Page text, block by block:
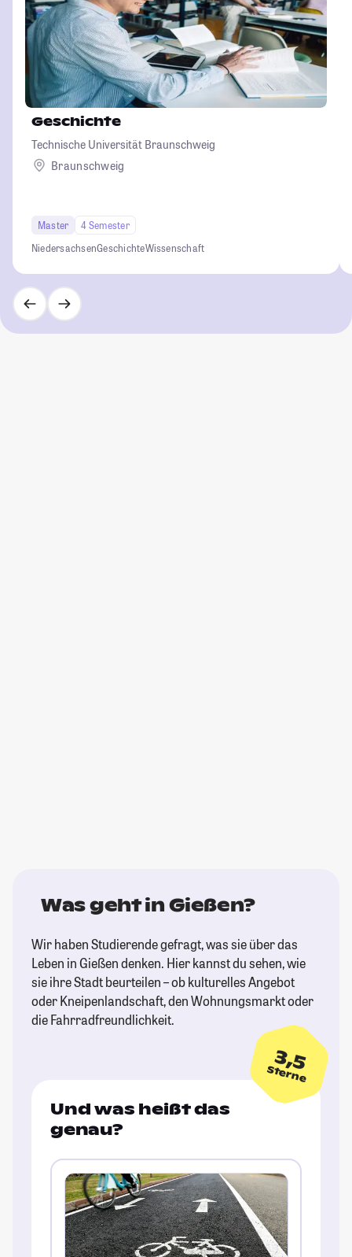
Geschichte
Technische Universität Braunschweig
Braunschweig
Master
4 Semester
NiedersachsenGeschichteWissenschaft
Was geht in Gießen?
Wir haben Studierende gefragt, was sie über das
Leben in Gießen denken. Hier kannst du sehen, wie
sie ihre Stadt beurteilen – ob kulturelles Angebot
oder Kneipenlandschaft, den Wohnungsmarkt oder
die Fahrradfreundlichkeit.
3,5
Sterne
Und was heißt das
genau?